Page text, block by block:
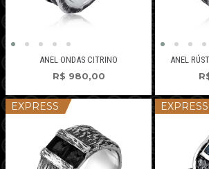
ANEL ONDAS CITRINO
R$ 980,00
ANEL
EXPRESS EXPRESS